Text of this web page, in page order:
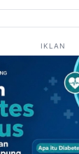
IKLAN